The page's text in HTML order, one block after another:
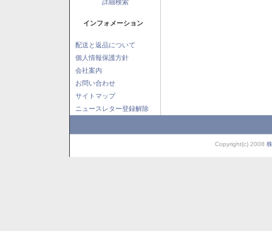
詳細検索
インフォメーション
配送と返品について
個人情報保護方針
会社案内
お問い合わせ
サイトマップ
ニュースレター登録解除
Copyright(c) 2008